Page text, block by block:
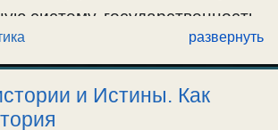
систему, государственность
верных понятий по данным
для этого
Он ставит во главу угла
нравственность и
развернуть
и Истины. Как